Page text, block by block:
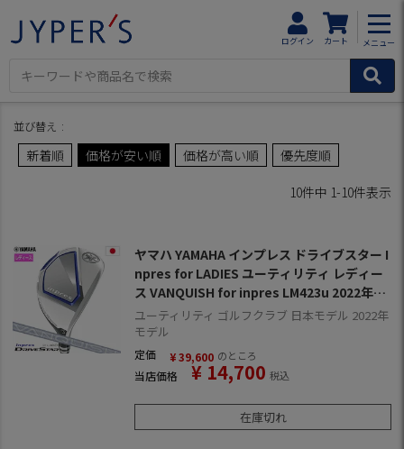
ログイン カート メニュー
HOME 商品一覧 ゴルフクラブ ヤマハ
←1ページ前に戻る
並び替え
新着順 価格が安い順 価格が高い順 優先度順
10件中 1-10件表示
ヤマハ YAMAHA インプレス ドライブスター I
npres for LADIES ユーティリティ レディー
ス VANQUISH for inpres LM423u 2022年モ
デル 日本正規品 日本モデル ゴルフ ゴルフク
ラブ 右用 右打ち 右利き ヴァンキッシュ
ユーティリティ ゴルフクラブ 日本モデル 2022年
モデル
定価 ¥39,600 のところ
当店価格 ¥ 14,700 税込
在庫切れ